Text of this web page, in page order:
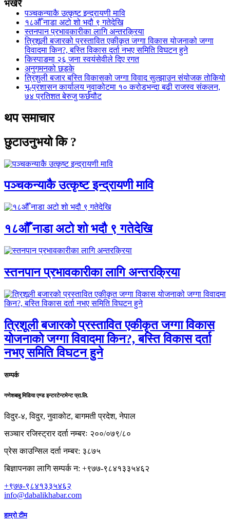
भर्खरै
पञ्चकन्याकै उत्कृष्ट इन्द्रायणी मावि
१८औँ नाडा अटो शो भदौ ९ गतेदेखि
स्तनपान प्रभावकारीका लागि अन्तरक्रिया
त्रिशूली बजारको प्रस्तावित एकीकृत जग्गा विकास योजनाको जग्गा
विवादमा किन?, बस्ति विकास दर्ता नभए समिति विघटन हुने
किस्पाङमा २६ जना स्वयंसेवीले दिए रगत
अनुगमनको छड्के
त्रिशुली बजार बस्ति विकासको जग्गा विवाद सुल्झाउन संयोजक तोकियो
भू-प्रशासन कार्यालय नुवाकोटमा १० करोडभन्दा बढी राजस्व संकलन,
७४ प्रतिशत बेरुजु फर्छयौट
थप समाचार
छुटाउनुभयो कि ?
पञ्चकन्याकै उत्कृष्ट इन्द्रायणी मावि
१८औँ नाडा अटो शो भदौ ९ गतेदेखि
स्तनपान प्रभावकारीका लागि अन्तरक्रिया
त्रिशूली बजारको प्रस्तावित एकीकृत जग्गा विकास
योजनाको जग्गा विवादमा किन?, बस्ति विकास दर्ता
नभए समिति विघटन हुने
सम्पर्क
गणेशबाबु मिडिया एण्ड इन्टरटेन्टमेन्ट प्रा.लि.
विदुर-४, विदुर, नुवाकोट, बागमती प्रदेश, नेपाल
सञ्चार रजिस्ट्रार दर्ता नम्बरः २००/०७९/८०
प्रेस काउन्सिल दर्ता नम्बर: ३८७५
बिज्ञापनका लागि सम्पर्क न: +९७७-९८४१३३५४६२
+९७७-९८४१३३५४६२
info@dabalikhabar.com
हाम्रो टीम